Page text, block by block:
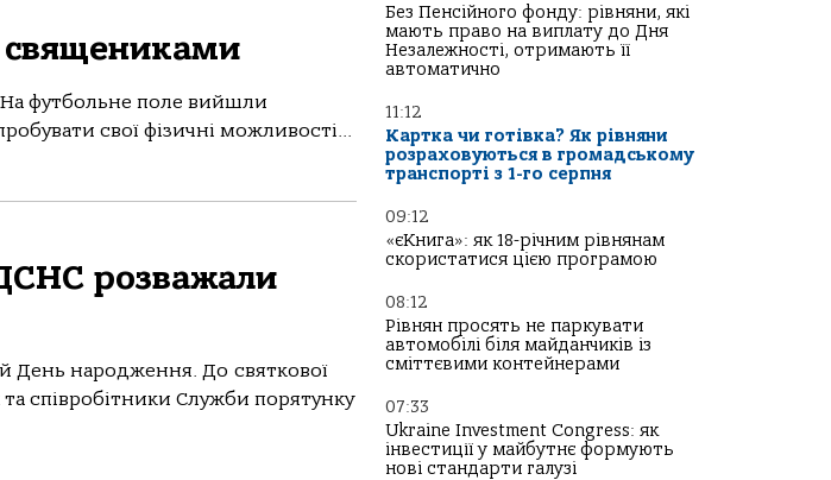
священиками
футбольне поле вийшли
свої фізичні можливості...
розважали
День народження. До святкової
співробітники Служби порятунку
Без Пенсійного фонду: рівняни, які
мають право на виплату до Дня
Незалежності, отримають її
автоматично
11:12
Картка чи готівка? Як рівняни
розраховуються в громадському
транспорті з 1-го серпня
09:12
«єКнига»: як 18-річним рівнянам
скористатися цією програмою
08:12
Рівнян просять не паркувати
автомобілі біля майданчиків із
сміттєвими контейнерами
07:33
Ukraine Investment Congress: як
інвестиції у майбутнє формують
нові стандарти галузі